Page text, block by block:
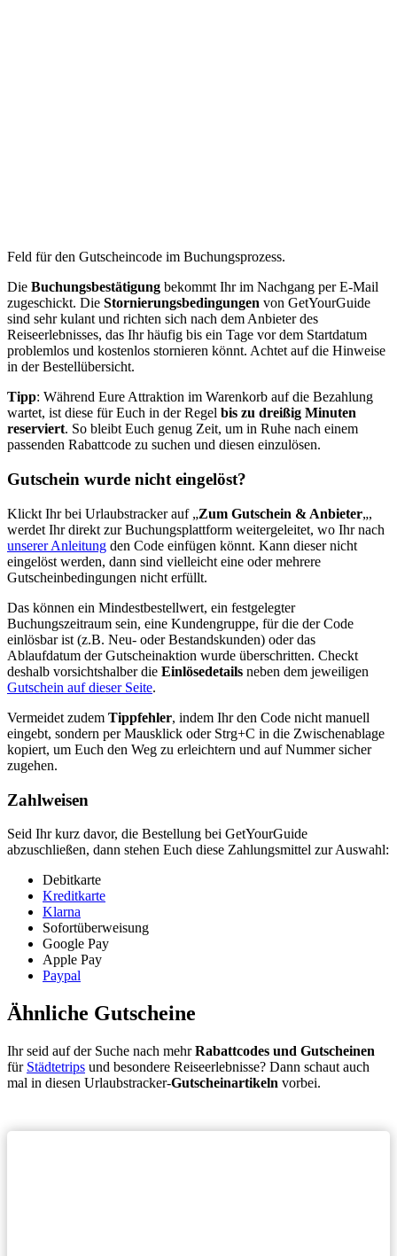
Feld für den Gutscheincode im Buchungsprozess.
Die Buchungsbestätigung bekommt Ihr im Nachgang per E-Mail
zugeschickt. Die Stornierungsbedingungen von GetYourGuide
sind sehr kulant und richten sich nach dem Anbieter des
Reiseerlebnisses, das Ihr häufig bis ein Tage vor dem Startdatum
problemlos und kostenlos stornieren könnt. Achtet auf die Hinweise
in der Bestellübersicht.
Tipp: Während Eure Attraktion im Warenkorb auf die Bezahlung
wartet, ist diese für Euch in der Regel bis zu dreißig Minuten
reserviert. So bleibt Euch genug Zeit, um in Ruhe nach einem
passenden Rabattcode zu suchen und diesen einzulösen.
Gutschein wurde nicht eingelöst?
Klickt Ihr bei Urlaubstracker auf „Zum Gutschein & Anbieter„,
werdet Ihr direkt zur Buchungsplattform weitergeleitet, wo Ihr nach
unserer Anleitung den Code einfügen könnt. Kann dieser nicht
eingelöst werden, dann sind vielleicht eine oder mehrere
Gutscheinbedingungen nicht erfüllt.
Das können ein Mindestbestellwert, ein festgelegter
Buchungszeitraum sein, eine Kundengruppe, für die der Code
einlösbar ist (z.B. Neu- oder Bestandskunden) oder das
Ablaufdatum der Gutscheinaktion wurde überschritten. Checkt
deshalb vorsichtshalber die Einlösedetails neben dem jeweiligen
Gutschein auf dieser Seite.
Vermeidet zudem Tippfehler, indem Ihr den Code nicht manuell
eingebt, sondern per Mausklick oder Strg+C in die Zwischenablage
kopiert, um Euch den Weg zu erleichtern und auf Nummer sicher
zugehen.
Zahlweisen
Seid Ihr kurz davor, die Bestellung bei GetYourGuide
abzuschließen, dann stehen Euch diese Zahlungsmittel zur Auswahl:
Debitkarte
Kreditkarte
Klarna
Sofortüberweisung
Google Pay
Apple Pay
Paypal
Ähnliche Gutscheine
Ihr seid auf der Suche nach mehrRabattcodes und Gutscheinen
für Städtetrips und besondere Reiseerlebnisse? Dann schaut auch
mal in diesen Urlaubstracker-Gutscheinartikeln vorbei.